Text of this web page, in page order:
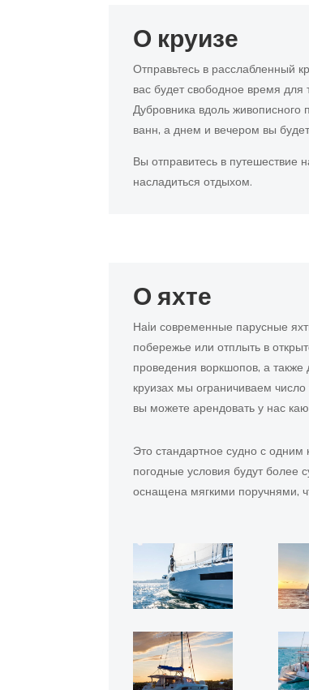
О круизе
Отправьтесь в расслабленный
вас будет свободное время для
Дубровника вдоль живописного
ванн, а днем ​​и вечером вы
Вы отправитесь в путешествие
насладиться отдыхом.
О яхте
Наiи современные парусные
побережье или отплыть в
проведения воркшопов, а
круизах мы ограничиваем
вы можете арендовать у нас
Это стандартное судно с одним
погодные условия будут более
оснащена мягкими поручнями,